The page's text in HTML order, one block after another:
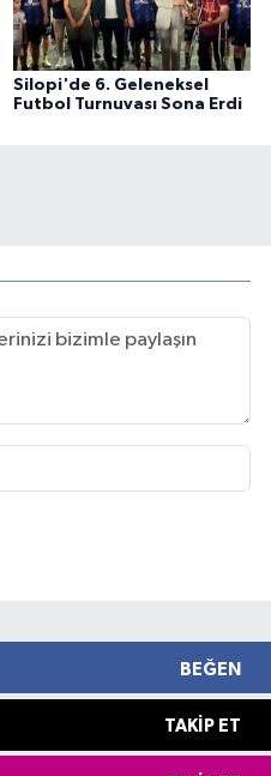
Silopi'de 6. Geleneksel
Futbol Turnuvası Sona Erdi
BEĞEN
TAKIP ET